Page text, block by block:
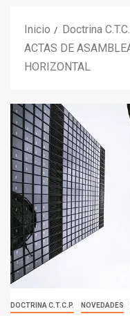
Inicio
Doctrina
ACTAS DE
HORIZONTAL
DOCTRINA C.T.C.P. NOVEDADES